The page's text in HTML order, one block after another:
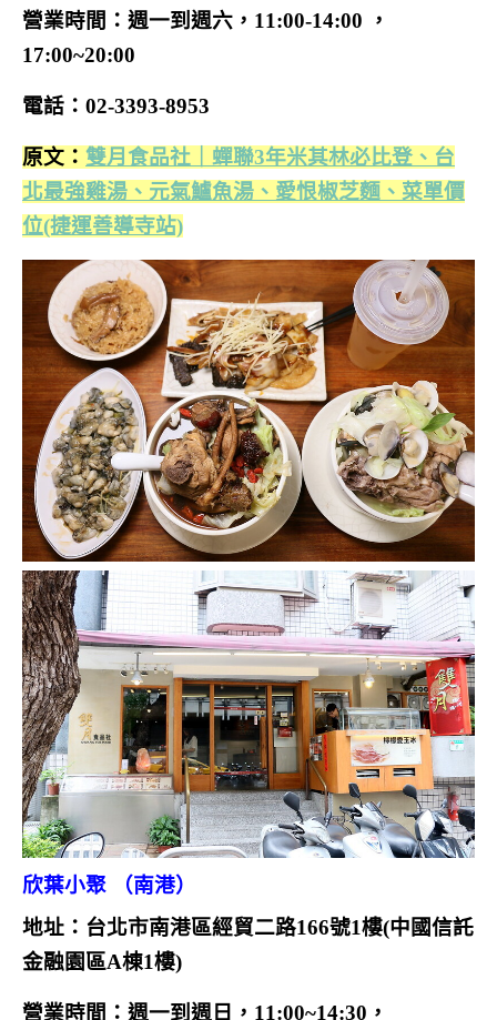
營業時間：週一到週六，11:00-14:00 ，
17:00~20:00
電話：02-3393-8953
原文： 雙月食品社｜蟬聯3年米其林必比登、台
北最強雞湯、元氣鱸魚湯、愛恨椒芝麵、菜單價
位(捷運善導寺站)
欣葉小聚 （南港）
地址：台北市南港區經貿二路166號1樓(中國信託
金融園區A棟1樓)
營業時間：週一到週日，11:00~14:30，